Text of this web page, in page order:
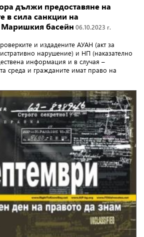
дължи предоставяне на
в сила санкции на
Маришкия басейн 06.10.2023 г.
и издадените АУАН (aкт за
нарушение) и НП (наказателно
информация и в случая –
среда и гражданите имат право на